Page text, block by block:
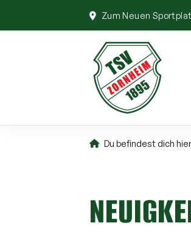
Zum Neuen
Du befindest dich